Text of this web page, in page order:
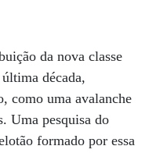
da nova classe
década,
como uma avalanche
Uma pesquisa do
formado por essa